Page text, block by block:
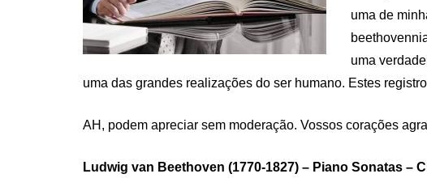
uma de
uma
uma das grandes realizações do ser humano. Estes
AH, podem apreciar sem moderação. Vossos corações
Ludwig van Beethoven (1770-1827) – Piano Sonatas –